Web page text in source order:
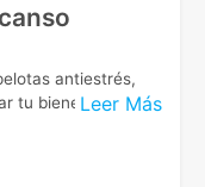
Leer Más
antiestrés,
tu bienestar diario.